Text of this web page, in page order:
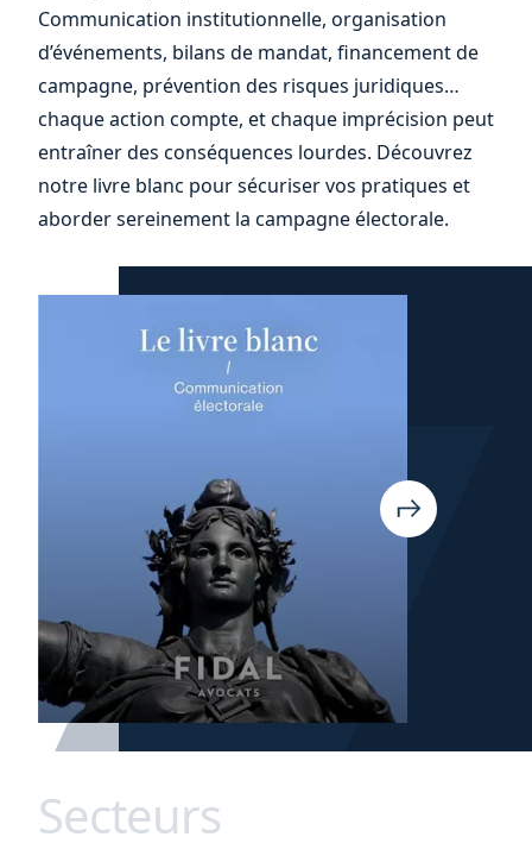
Communication institutionnelle, organisation
d’événements, bilans de mandat, financement de
campagne, prévention des risques juridiques…
chaque action compte, et chaque imprécision peut
entraîner des conséquences lourdes. Découvrez
notre livre blanc pour sécuriser vos pratiques et
aborder sereinement la campagne électorale.
Secteurs